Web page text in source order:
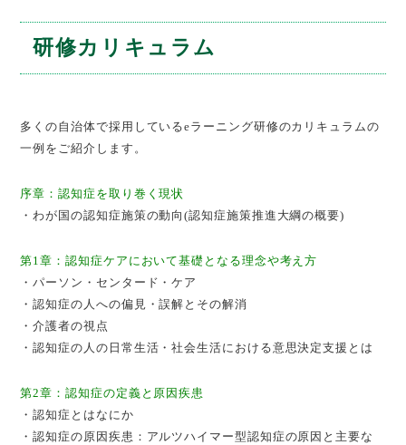
研修カリキュラム
多くの自治体で採用しているeラーニング研修のカリキュラムの
一例をご紹介します。
序章：認知症を取り巻く現状
・わが国の認知症施策の動向(認知症施策推進大綱の概要)
第1章：認知症ケアにおいて基礎となる理念や考え方
・パーソン・センタード・ケア
・認知症の人への偏見・誤解とその解消
・介護者の視点
・認知症の人の日常生活・社会生活における意思決定支援とは
第2章：認知症の定義と原因疾患
・認知症とはなにか
・認知症の原因疾患：アルツハイマー型認知症の原因と主要な